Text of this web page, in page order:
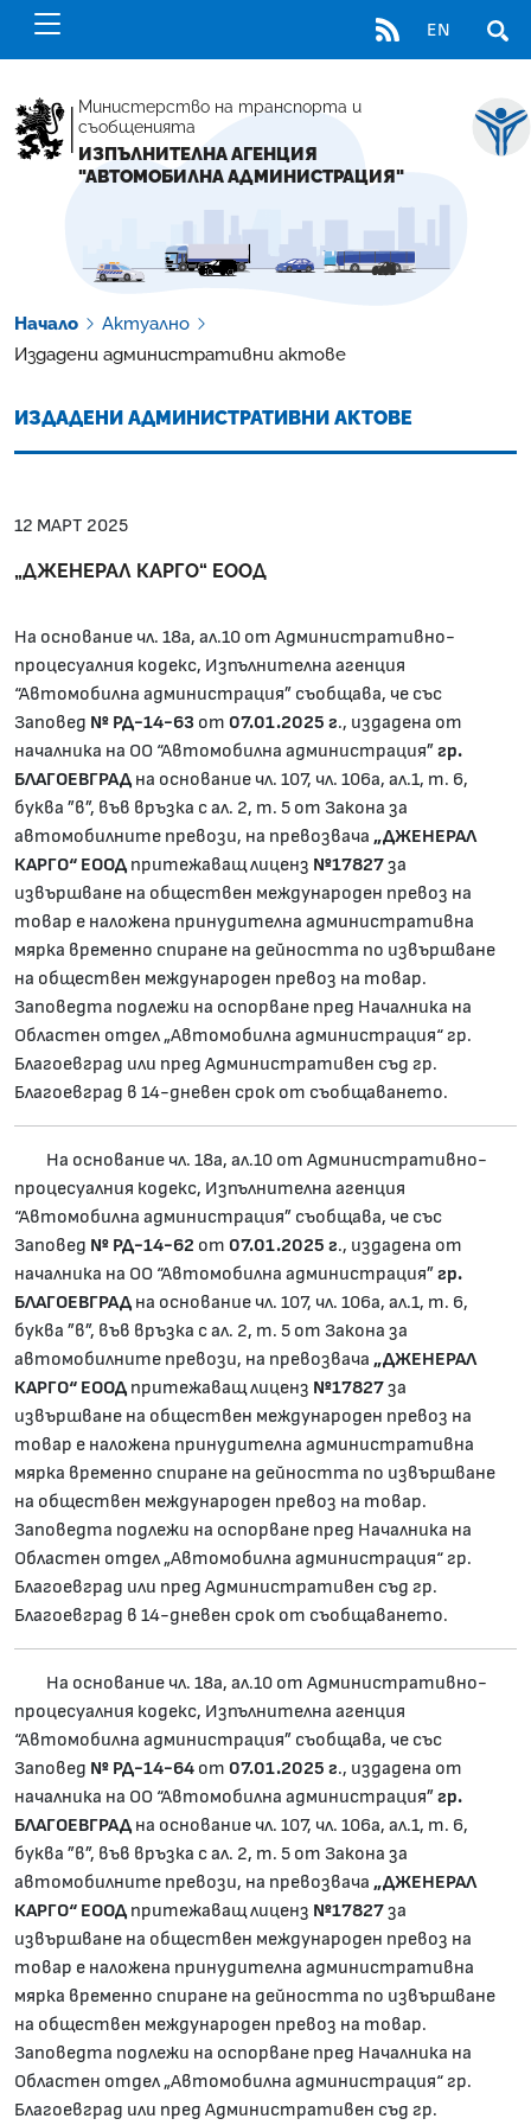
RSS EN
Министерство на транспорта и
съобщенията
ИЗПЪЛНИТЕЛНА АГЕНЦИЯ
"АВТОМОБИЛНА АДМИНИСТРАЦИЯ"
Начало
Актуално
Издадени административни актове
ИЗДАДЕНИ АДМИНИСТРАТИВНИ АКТОВЕ
12 МАРТ 2025
„ДЖЕНЕРАЛ КАРГО“ ЕООД
На основание чл. 18а, ал.10 от Административно-
процесуалния кодекс, Изпълнителна агенция
“Автомобилна администрация” съобщава, че със
Заповед № РД-14-63 от 07.01.2025 г., издадена от
началника на ОО “Автомобилна администрация”гр.
БЛАГОЕВГРАД на основание чл. 107, чл. 106а, ал.1, т. 6,
буква ”в”, във връзка с ал. 2, т. 5 от Закона за
автомобилните превози, на превозвача „ДЖЕНЕРАЛ
КАРГО“ ЕООД притежаващ лиценз №17827за
извършване на обществен международен превоз на
товар е наложена принудителна административна
мярка временно спиране на дейността по извършване
на обществен международен превоз на товар.
Заповедта подлежи на оспорване пред Началника на
Областен отдел „Автомобилна администрация“ гр.
Благоевград или пред Административен съд гр.
Благоевград в 14-дневен срок от съобщаването.
На основание чл. 18а, ал.10 от Административно-
процесуалния кодекс, Изпълнителна агенция
“Автомобилна администрация” съобщава, че със
Заповед № РД-14-62 от 07.01.2025 г., издадена от
началника на ОО “Автомобилна администрация”гр.
БЛАГОЕВГРАД на основание чл. 107, чл. 106а, ал.1, т. 6,
буква ”в”, във връзка с ал. 2, т. 5 от Закона за
автомобилните превози, на превозвача „ДЖЕНЕРАЛ
КАРГО“ ЕООД притежаващ лиценз №17827за
извършване на обществен международен превоз на
товар е наложена принудителна административна
мярка временно спиране на дейността по извършване
на обществен международен превоз на товар.
Заповедта подлежи на оспорване пред Началника на
Областен отдел „Автомобилна администрация“ гр.
Благоевград или пред Административен съд гр.
Благоевград в 14-дневен срок от съобщаването.
На основание чл. 18а, ал.10 от Административно-
процесуалния кодекс, Изпълнителна агенция
“Автомобилна администрация” съобщава, че със
Заповед № РД-14-64 от 07.01.2025 г., издадена от
началника на ОО “Автомобилна администрация”гр.
БЛАГОЕВГРАД на основание чл. 107, чл. 106а, ал.1, т. 6,
буква ”в”, във връзка с ал. 2, т. 5 от Закона за
автомобилните превози, на превозвача „ДЖЕНЕРАЛ
КАРГО“ ЕООД притежаващ лиценз №17827за
извършване на обществен международен превоз на
товар е наложена принудителна административна
мярка временно спиране на дейността по извършване
на обществен международен превоз на товар.
Заповедта подлежи на оспорване пред Началника на
Областен отдел „Автомобилна администрация“ гр.
Благоевград или пред Административен съд гр.